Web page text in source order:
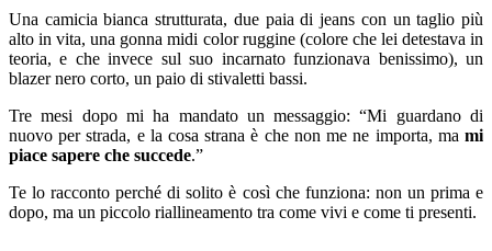
Una camicia bianca strutturata, due paia di jeans con un taglio più
alto in vita, una gonna midi color ruggine (colore che lei detestava in
teoria, e che invece sul suo incarnato funzionava benissimo), un
blazer nero corto, un paio di stivaletti bassi.
Tre mesi dopo mi ha mandato un messaggio: “Mi guardano di
nuovo per strada, e la cosa strana è che non me ne importa, ma mi
piace sapere che succede.”
Te lo racconto perché di solito è così che funziona: non un prima e
dopo, ma un piccolo riallineamento tra come vivi e come ti presenti.